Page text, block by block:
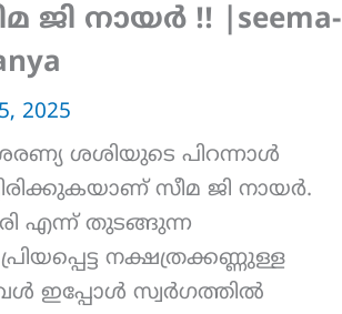
ജി നായർ !! |seema-
2025
:ശരണ്യ ശശിയുടെ പിറന്നാൾ
സീമ ജി നായർ.
എന്ന് തുടങ്ങുന്ന
നക്ഷത്രക്കണ്ണുള്ള
ഇപ്പോൾ സ്വർഗത്തിൽ